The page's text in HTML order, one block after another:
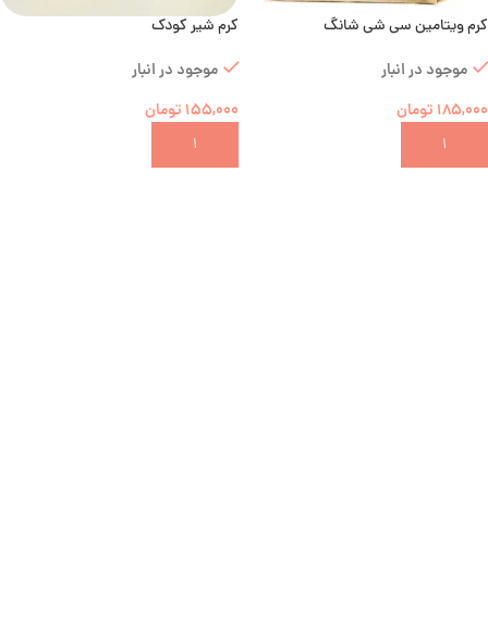
کرم ویتامین سی شی شانگ
موجود در انبار
185,000 تومان
افزودن به سبد خرید
کرم شیر کودک
موجود در انبار
155,000 تومان
افزودن به سبد خرید